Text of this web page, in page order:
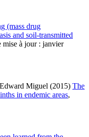
(mass drug
and soil-transmitted
mise à jour : janvier
Miguel (2015) The
in endemic areas,